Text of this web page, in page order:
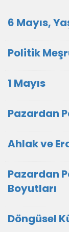
6 Mayıs,
Politik
1 Mayıs
Pazardan
Ahlak ve
Pazardan
Boyutları
Döngüsel